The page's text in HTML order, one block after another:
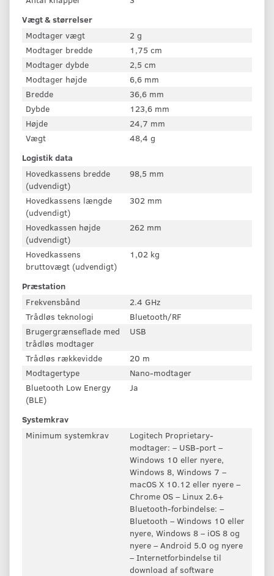
Vægt & størrelser
Modtager vægt
2 g
Modtager bredde
1,75 cm
Modtager dybde
2,5 cm
Modtager højde
6,6 mm
Bredde
36,6 mm
Dybde
123,6 mm
Højde
24,7 mm
Vægt
48,4 g
Logistik data
Hovedkassens bredde
(udvendigt)
98,5 mm
Hovedkassens længde
(udvendigt)
302 mm
Hovedkassen højde
(udvendigt)
262 mm
Hovedkassens
bruttovægt (udvendigt)
1,02 kg
Præstation
Frekvensbånd
2.4 GHz
Trådløs teknologi
Bluetooth/RF
Brugergrænseflade med
trådløs modtager
USB
Trådløs rækkevidde
20 m
Modtagertype
Nano-modtager
Bluetooth Low Energy
(BLE)
Ja
Systemkrav
Minimum systemkrav
Logitech Proprietary-
modtager: – USB-port –
Windows 10 eller nyere,
Windows 8, Windows 7 –
macOS X 10.12 eller nyere –
Chrome OS – Linux 2.6+
Bluetooth-forbindelse: –
Bluetooth – Windows 10 eller
nyere, Windows 8 – iOS 8 og
nyere – Android 5.0 og nyere
– Internetforbindelse til
download af software